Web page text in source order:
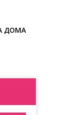
ДОМА